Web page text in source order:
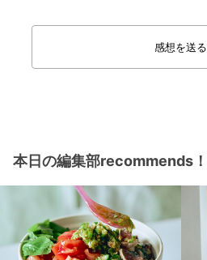
感想を送る
本日の編集部recommends！